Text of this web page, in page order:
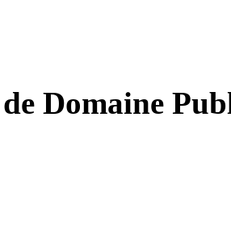
Domaine